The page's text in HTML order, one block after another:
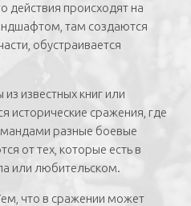
действия происходят на
там создаются
обустраивается
известных книг или
исторические сражения, где
разные боевые
от тех, которые есть в
или любительском.
что в сражении может